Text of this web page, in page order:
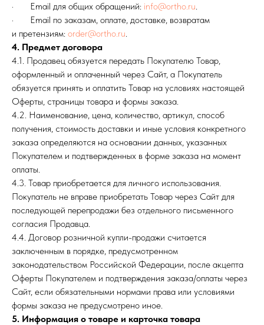
· Email для общих обращений: info@ortho.ru.
· Email по заказам, оплате, доставке, возвратам
и претензиям: order@ortho.ru.
4. Предмет договора
4.1. Продавец обязуется передать Покупателю Товар,
оформленный и оплаченный через Сайт, а Покупатель
обязуется принять и оплатить Товар на условиях настоящей
Оферты, страницы товара и формы заказа.
4.2. Наименование, цена, количество, артикул, способ
получения, стоимость доставки и иные условия конкретного
заказа определяются на основании данных, указанных
Покупателем и подтвержденных в форме заказа на момент
оплаты.
4.3. Товар приобретается для личного использования.
Покупатель не вправе приобретать Товар через Сайт для
последующей перепродажи без отдельного письменного
согласия Продавца.
4.4. Договор розничной купли-продажи считается
заключенным в порядке, предусмотренном
законодательством Российской Федерации, после акцепта
Оферты Покупателем и подтверждения заказа/оплаты через
Сайт, если обязательными нормами права или условиями
формы заказа не предусмотрено иное.
5. Информация о товаре и карточка товара